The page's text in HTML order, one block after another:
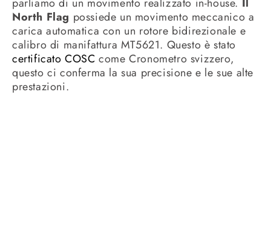
parliamo di un movimento realizzato in-house. Il
North Flag possiede un movimento meccanico a
carica automatica con un rotore bidirezionale e
calibro di manifattura MT5621. Questo è stato
certificato COSC come Cronometro svizzero,
questo ci conferma la sua precisione e le sue alte
prestazioni.